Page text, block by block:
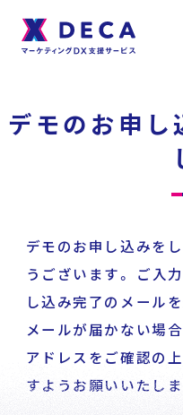
About
DECAについて
サービス
サービストップ
DECA Team
Customer
お客様事例
デモのお申し
デモのお申し込みを
うございます。
ご入
し込み完了のメール
メールが届かない場
アドレスをご確認の
すようお願いいたしま